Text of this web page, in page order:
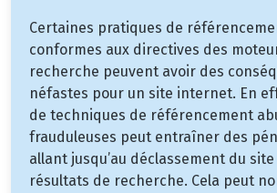
Certaines pratiques de
conformes aux directives des
recherche peuvent avoir des
néfastes pour un site internet. En
de techniques de référencement
frauduleuses peut entraîner des
allant jusqu’au déclassement du
résultats de recherche. Cela peut